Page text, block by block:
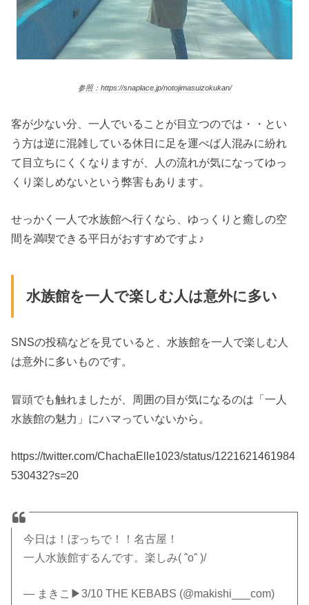
参照：https://snaplace.jp/notojimasuizokukan/
客が少ない分、一人でいることが目立つのでは・・とい
う方は逆に混雑している休日に足を運べば人混みに紛れ
て目立ちにくくなりますが、人の流れが気になってゆっ
くり楽しめないという弊害もあります。
せっかく一人で水族館へ行くなら、ゆっくりと癒しの空
間を満喫できる平日がおすすめですよ♪
水族館を一人で楽しむ人は意外に多い
SNSの投稿などを見ていると、水族館を一人で楽しむ人
は意外に多いものです。
冒頭でも触れましたが、周囲の目が気になるのは「一人
水族館の魅力」にハマっていないから。
https://twitter.com/ChachaElle1023/status/1221621461984
530432?s=20
今日は！ぼっちで！！名古屋！
一人水族館するんです。楽しみ( ˆoˆ )/
— まきこ▶︎3/10 THE KEBABS (@makishi___com)